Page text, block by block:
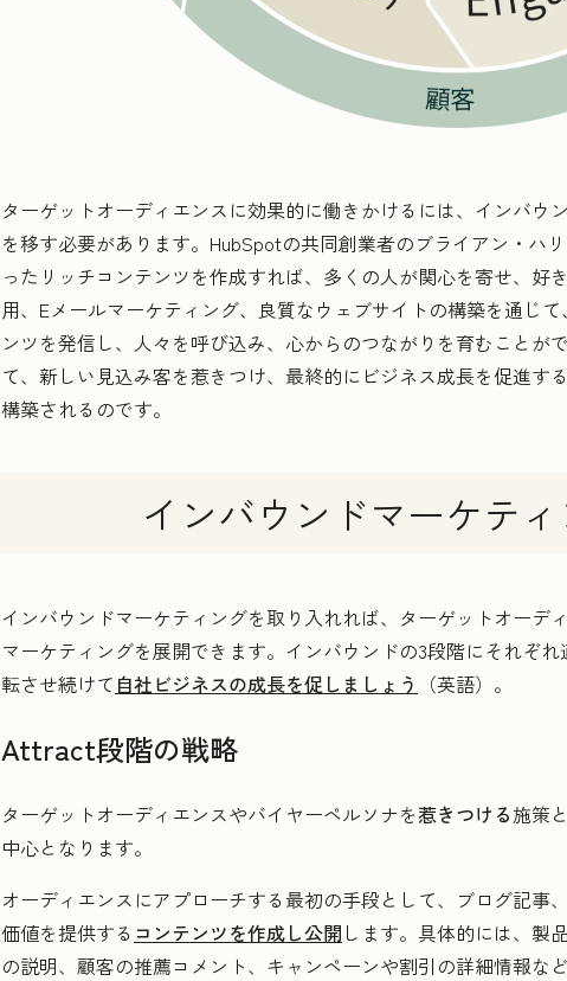
ターゲットオーディエンスに効果的に働きかけるには、インバウ
を移す必要があります。HubSpotの共同創業者のブライアン・ハ
ったリッチコンテンツを作成すれば、多くの人が関心を寄せ、好
用、Eメールマーケティング、良質なウェブサイトの構築を通じ
ンツを発信し、人々を呼び込み、心からのつながりを育むことが
て、新しい見込み客を惹きつけ、最終的にビジネス成長を促進す
構築されるのです。
インバウンドマーケテ
インバウンドマーケティングを取り入れれば、ターゲットオーデ
マーケティングを展開できます。インバウンドの3段階にそれぞ
転させ続けて 自社ビジネスの成長を促しましょう （英語）。
Attract段階の戦略
ターゲットオーディエンスやバイヤーペルソナを惹きつける施策
中心となります。
オーディエンスにアプローチする最初の手段として、ブログ記事
価値を提供する コンテンツを作成し公開 します。具体的には、製
の説明、顧客の推薦コメント、キャンペーンや割引の詳細情報な